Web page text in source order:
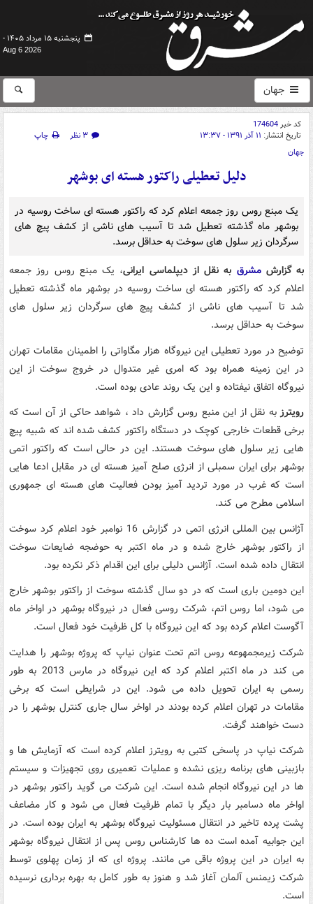
پنجشنبه ۱۵ مرداد ۱۴۰۵ -
Aug 6 2026
جهان
کد خبر174604
تاریخ انتشار: ۱۱ آذر ۱۳۹۱ - ۱۳:۳۷ ۳ نظر
چاپ
جهان
دلیل تعطیلی راکتور هسته ای بوشهر
یک مبنع روس روز جمعه اعلام کرد که راکتور هسته ای ساخت روسیه در
بوشهر ماه گذشته تعطیل شد تا آسیب های ناشی از کشف پیچ های
سرگردان زیر سلول های سوخت به حداقل برسد.
به گزارشمشرق به نقل از دیپلماسی ایرانی، یک مبنع روس روز جمعه
اعلام کرد که راکتور هسته ای ساخت روسیه در بوشهر ماه گذشته تعطیل
شد تا آسیب های ناشی از کشف پیچ های سرگردان زیر سلول های
سوخت به حداقل برسد.
توضیح در مورد تعطیلی این نیروگاه هزار مگاواتی را اطمینان مقامات تهران
در این زمینه همراه بود که امری غیر متدوال در خروج سوخت از این
نیروگاه اتفاق نیفتاده و این یک روند عادی بوده است.
رویترزبه نقل از این منبع روس گزارش داد ، شواهد حاکی از آن است که
برخی قطعات خارجی کوچک در دستگاه راکتور کشف شده اند که شبیه پیچ
هایی زیر سلول های سوخت هستند. این در حالی است که راکتور اتمی
بوشهر برای ایران سمبلی از انرژی صلح آمیز هسته ای در مقابل ادعا هایی
است که غرب در مورد تردید آمیز بودن فعالیت های هسته ای جمهوری
اسلامی مطرح می کند.
آژانس بین المللی انرژی اتمی در گزارش 16 نوامبر خود اعلام کرد سوخت
از راکتور بوشهر خارج شده و در ماه اکتبر به حوضجه ضایعات سوخت
انتقال داده شده است. آژانس دلیلی برای این اقدام ذکر نکرده بود.
این دومین باری است که در دو سال گذشته سوخت از راکتور بوشهر خارج
می شود، اما روس اتم، شرکت روسی فعال در نیروگاه بوشهر در اواخر ماه
آگوست اعلام کرده بود که این نیروگاه با کل ظرفیت خود فعال است.
شرکت زیرمجمهوعه روس اتم تحت عنوان نیاپ که پروژه بوشهر را هدایت
می کند در ماه اکتبر اعلام کرد که این نیروگاه در مارس 2013 به طور
رسمی به ایران تحویل داده می شود. این در شرایطی است که برخی
مقامات در تهران اعلام کرده بودند در اواخر سال جاری کنترل بوشهر را در
دست خواهند گرفت.
شرکت نیاپ در پاسخی کتبی به رویترز اعلام کرده است که آزمایش ها و
بازبینی های برنامه ریزی نشده و عملیات تعمیری روی تجهیزات و سیستم
ها در این نیروگاه انجام شده است. این شرکت می گوید راکتور بوشهر در
اواخر ماه دسامبر بار دیگر با تمام ظرفیت فعال می شود و کار مضاعف
پشت پرده تاخیر در انتقال مسئولیت نیروگاه بوشهر به ایران بوده است. در
این جوابیه آمده است ده ها کارشناس روس پس از انتقال نیروگاه بوشهر
به ایران در این پروژه باقی می مانند. پروژه ای که از زمان پهلوی توسط
شرکت زیمنس آلمان آغاز شد و هنوز به طور کامل به بهره برداری نرسیده
است.